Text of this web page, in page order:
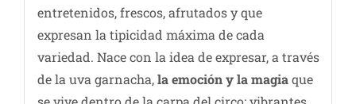
entretenidos, frescos, afrutados y que
expresan la tipicidad máxima de cada
variedad. Nace con la idea de expresar, a través
de la uva garnacha,la emoción y la magiaque